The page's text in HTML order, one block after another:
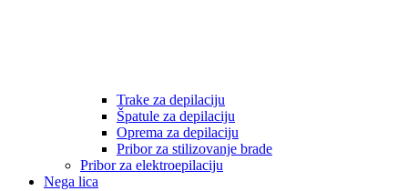
Trake za depilaciju
Špatule za depilaciju
Oprema za depilaciju
Pribor za stilizovanje brade
Pribor za elektroepilaciju
Nega lica